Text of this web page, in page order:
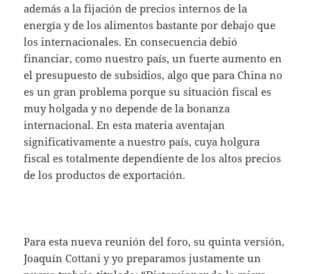
además a la fijación de precios internos de la
energía y de los alimentos bastante por debajo que
los internacionales. En consecuencia debió
financiar, como nuestro país, un fuerte aumento en
el presupuesto de subsidios, algo que para China no
es un gran problema porque su situación fiscal es
muy holgada y no depende de la bonanza
internacional. En esta materia aventajan
significativamente a nuestro país, cuya holgura
fiscal es totalmente dependiente de los altos precios
de los productos de exportación.
Para esta nueva reunión del foro, su quinta versión,
Joaquín Cottani y yo preparamos justamente un